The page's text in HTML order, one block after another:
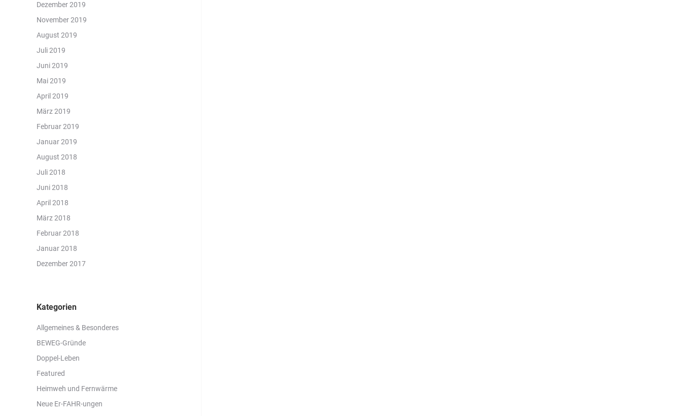
Dezember 2019
November 2019
August 2019
Juli 2019
Juni 2019
Mai 2019
April 2019
März 2019
Februar 2019
Januar 2019
August 2018
Juli 2018
Juni 2018
April 2018
März 2018
Februar 2018
Januar 2018
Dezember 2017
Kategorien
Allgemeines & Besonderes
BEWEG-Gründe
Doppel-Leben
Featured
Heimweh und Fernwärme
Neue Er-FAHR-ungen